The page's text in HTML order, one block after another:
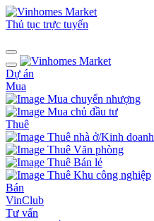
Thủ tục trực tuyến
Dự án
Mua
Mua chuyển nhượng
Mua chủ đầu tư
Thuê
Thuê nhà ở/Kinh doanh
Thuê Văn phòng
Thuê Bán lẻ
Thuê Khu công nghiệp
Bán
VinClub
Tư vấn